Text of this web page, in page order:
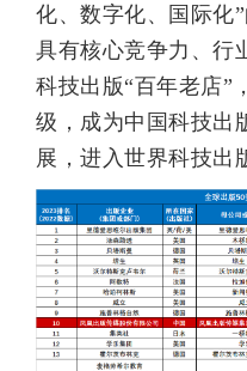
化、数字化、国际化
具有核心竞争力、行
科技出版“百年老店”
级，成为中国科技出
展，进入世界科技出